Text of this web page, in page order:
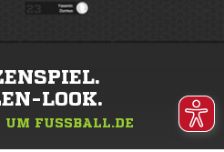
LOOK.
UM FUSSBALL.DE